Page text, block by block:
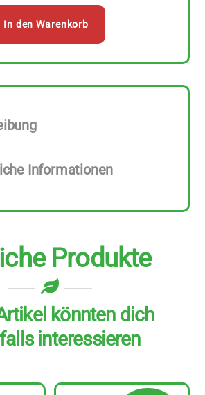
In den Warenkorb
Informationen
Produkte
könnten dich
interessieren